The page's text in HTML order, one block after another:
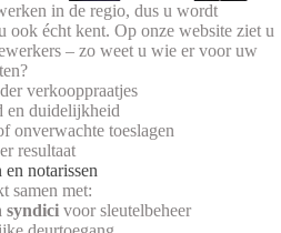
in de regio, dus u wordt
ook écht kent. Op onze website ziet u
– zo weet u wie er voor uw
verkooppraatjes
en duidelijkheid
onverwachte toeslagen
resultaat
notarissen
samen met:
syndici voor sleutelbeheer